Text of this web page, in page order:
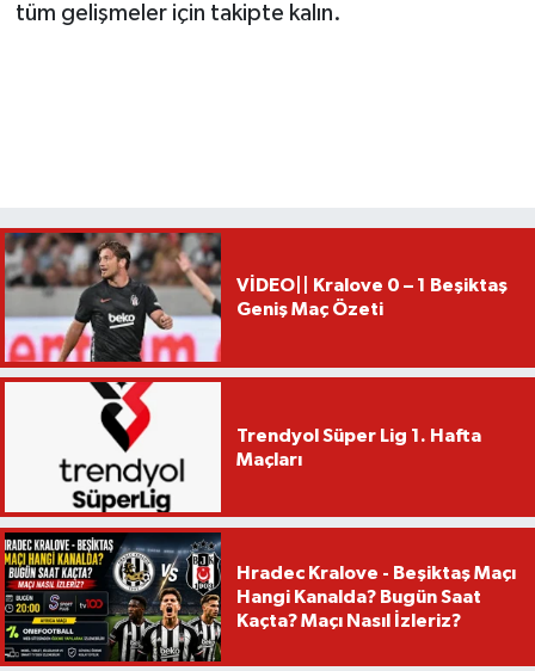
tüm gelişmeler için takipte kalın.
VİDEO|| Kralove 0 – 1 Beşiktaş
Geniş Maç Özeti
Trendyol Süper Lig 1. Hafta
Maçları
Hradec Kralove - Beşiktaş Maçı
Hangi Kanalda? Bugün Saat
Kaçta? Maçı Nasıl İzleriz?